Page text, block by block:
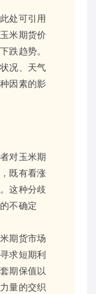
处可引用
米期货价
跌趋势。
况、天气
因素的影
对玉米期
既有看涨
这种分歧
不确定
期货市场
求短期利
期保值以
量的交织